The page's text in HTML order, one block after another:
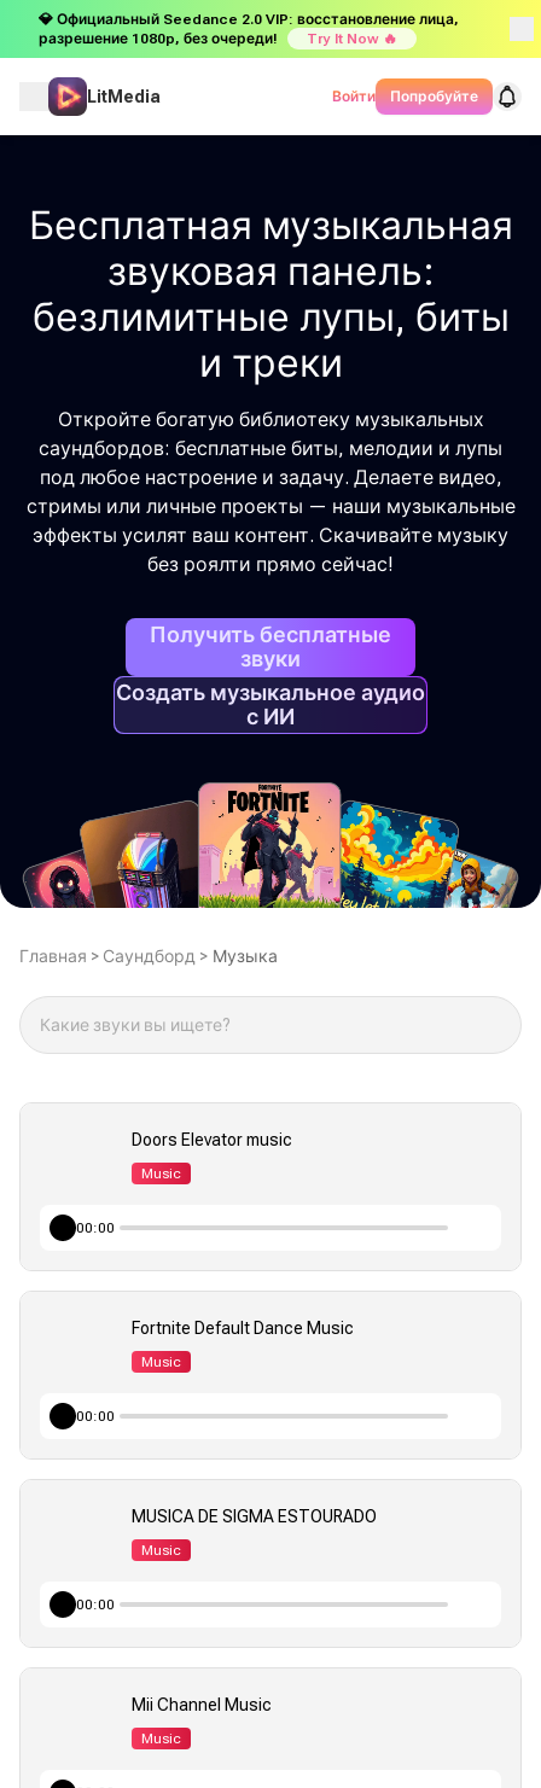
💎 Официальный Seedance 2.0 VIP: восстановление лица,
разрешение 1080p, без очереди!
Try It Now 🔥
LitMedia Войти Попробуйте
Бесплатная музыкальная
звуковая панель:
безлимитные лупы, биты
и треки
Откройте богатую библиотеку музыкальных
саундбордов: бесплатные биты, мелодии и лупы
под любое настроение и задачу. Делаете видео,
стримы или личные проекты — наши музыкальные
эффекты усилят ваш контент. Скачивайте музыку
без роялти прямо сейчас!
Получить бесплатные
звуки
Создать музыкальное аудио
с ИИ
Главная > Саундборд > Музыка
Doors Elevator music
Music
00:00
Fortnite Default Dance Music
Music
00:00
MUSICA DE SIGMA ESTOURADO
Music
00:00
Mii Channel Music
Music